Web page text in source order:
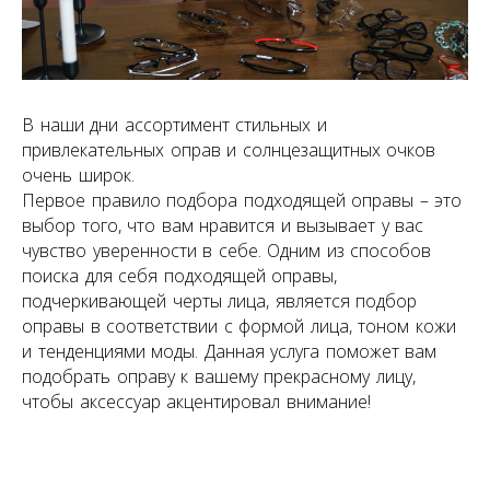
В наши дни ассортимент стильных и
привлекательных оправ и солнцезащитных очков
очень широк.
Первое правило подбора подходящей оправы – это
выбор того, что вам нравится и вызывает у вас
чувство уверенности в себе. Одним из способов
поиска для себя подходящей оправы,
подчеркивающей черты лица, является подбор
оправы в соответствии с формой лица, тоном кожи
и тенденциями моды. Данная услуга поможет вам
подобрать оправу к вашему прекрасному лицу,
чтобы аксессуар акцентировал внимание!